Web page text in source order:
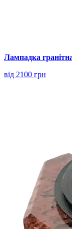
Лампадка
від 2100 грн